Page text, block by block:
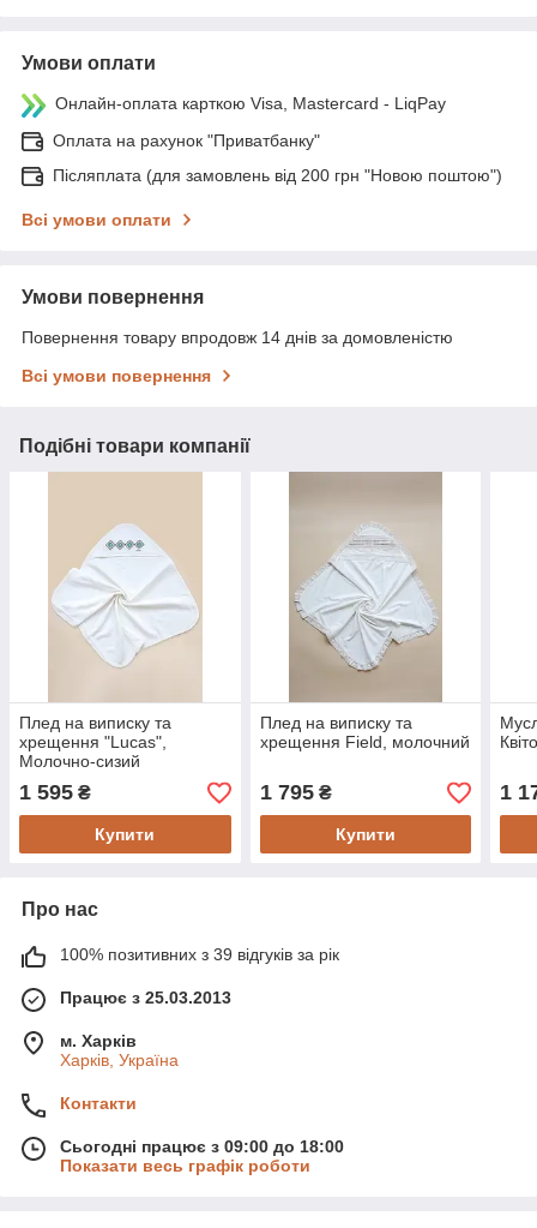
Умови оплати
Онлайн-оплата карткою Visa, Mastercard - LiqPay
Оплата на рахунок "Приватбанку"
Післяплата (для замовлень від 200 грн "Новою поштою")
Всі умови оплати
Умови повернення
Повернення товару впродовж 14 днів за домовленістю
Всі умови повернення
Подібні товари компанії
Плед на виписку та
хрещення "Lucas",
Молочно-сизий
1 595 ₴
Купити
Плед на виписку та
хрещення Field, молочний
1 795₴
Купити
1
Про нас
100% позитивних з 39 відгуків за рік
Працює з 25.03.2013
м. Харків
Харків, Україна
Контакти
Сьогодні працює з 09:00 до 18:00
Показати весь графік роботи